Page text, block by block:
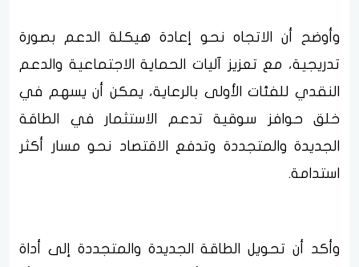
وأوضح أن الاتجاه نحو إعادة هيكلة الدعم بصورة
تدريجية، مع تعزيز آليات الحماية الاجتماعية والدعم
النقدي للفئات الأولى بالرعاية، يمكن أن يسهم في
خلق حوافز سوقية تدعم الاستثمار في الطاقة
الجديدة والمتجددة وتدفع الاقتصاد نحو مسار أكثر
استدامة.
وأكد أن تحويل الطاقة الجديدة والمتجددة إلى أداة